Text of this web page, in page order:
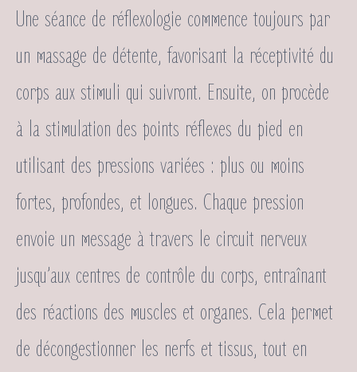
Une séance de réflexologie commence toujours par
un massage de détente, favorisant la réceptivité du
corps aux stimuli qui suivront. Ensuite, on procède
à la stimulation des points réflexes du pied en
utilisant des pressions variées : plus ou moins
fortes, profondes, et longues. Chaque pression
envoie un message à travers le circuit nerveux
jusqu’aux centres de contrôle du corps, entraînant
des réactions des muscles et organes. Cela permet
de décongestionner les nerfs et tissus, tout en